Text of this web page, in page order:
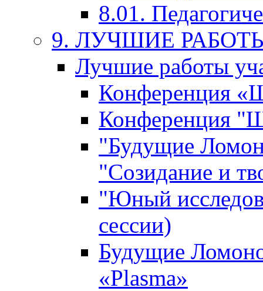
8.01.
9. ЛУЧШИЕ
Лучшие работы
Конференция
Конференция
"Будущие
"Созидание и
"Юный
сессии)
Будущие
«Plasma»